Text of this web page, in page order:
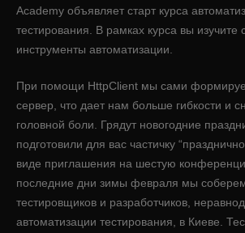
Academy объявляет старт курса
тестирования. В рамках курса вы
инструменты автоматизации.
При помощи HttpClient мы сами
сервер, что дает нам больше гибкости и
головной боли. Грядут новогодние
подготовили для вас частичку
виде приглашения на шестую
последние дни зимы февраля мы
тестировщиков и разработчиков,
автоматизации тестирования, в Киеве.